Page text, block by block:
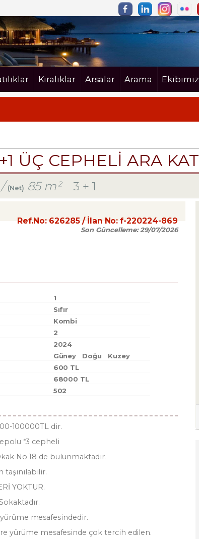
Kiralıklar Arsalar Arama Ekibimiz
ÜÇ CEPHELİ ARA KAT
/(Net) 85 m² 3 + 1
Ref.No: 626285/ İlan No:f-220224-869
Son Güncelleme:29/07/2026
1
Sıfır
Kombi
2
2024
Güney Doğu
Kuzey
600 TL
68000 TL
502
100000TL dir.
*3 cepheli
No 18 de bulunmaktadır.
taşınılabilir.
YOKTUR.
mesafesindedir.
yürüme mesafesinde çok tercih edilen.